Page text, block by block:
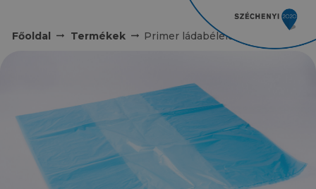
Főoldal Termékek Primer ládabélelő zsák